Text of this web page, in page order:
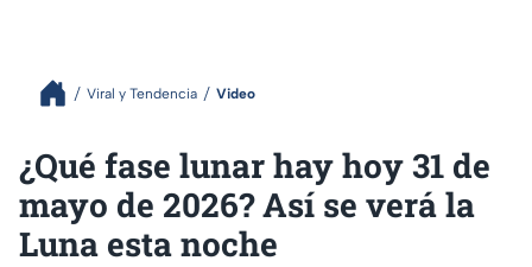
Viral y Tendencia Video
¿Qué fase lunar hay hoy 31 de
mayo de 2026? Así se verá la
Luna esta noche